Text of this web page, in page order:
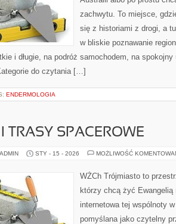
zachwytu. To miejsce,
się z historiami z drogi, a
w bliskie poznawanie
i długie, na podróż samochodem, na spokojny
do czytania […]
ENDERMOLOGIA
TRASY SPACEROWE
STY - 15 - 2026 MOŻLIWOŚĆ
WŻCh Trójmiasto to
którzy chcą żyć
internetowa tej wspólnoty
pomyślana jako czytelny